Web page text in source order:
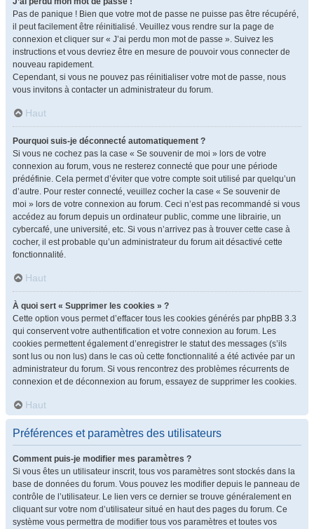
Pas de panique ! Bien que votre mot de passe ne puisse pas être récupéré,
il peut facilement être réinitialisé. Veuillez vous rendre sur la page de
connexion et cliquer sur « J’ai perdu mon mot de passe ». Suivez les
instructions et vous devriez être en mesure de pouvoir vous connecter de
nouveau rapidement.
Cependant, si vous ne pouvez pas réinitialiser votre mot de passe, nous
vous invitons à contacter un administrateur du forum.
Haut
Pourquoi suis-je déconnecté automatiquement ?
Si vous ne cochez pas la case « Se souvenir de moi » lors de votre
connexion au forum, vous ne resterez connecté que pour une période
prédéfinie. Cela permet d’éviter que votre compte soit utilisé par quelqu’un
d’autre. Pour rester connecté, veuillez cocher la case « Se souvenir de
moi » lors de votre connexion au forum. Ceci n’est pas recommandé si vous
accédez au forum depuis un ordinateur public, comme une librairie, un
cybercafé, une université, etc. Si vous n’arrivez pas à trouver cette case à
cocher, il est probable qu’un administrateur du forum ait désactivé cette
fonctionnalité.
Haut
À quoi sert « Supprimer les cookies » ?
Cette option vous permet d’effacer tous les cookies générés par phpBB 3.3
qui conservent votre authentification et votre connexion au forum. Les
cookies permettent également d’enregistrer le statut des messages (s’ils
sont lus ou non lus) dans le cas où cette fonctionnalité a été activée par un
administrateur du forum. Si vous rencontrez des problèmes récurrents de
connexion et de déconnexion au forum, essayez de supprimer les cookies.
Haut
Préférences et paramètres des utilisateurs
Comment puis-je modifier mes paramètres ?
Si vous êtes un utilisateur inscrit, tous vos paramètres sont stockés dans la
base de données du forum. Vous pouvez les modifier depuis le panneau de
contrôle de l’utilisateur. Le lien vers ce dernier se trouve généralement en
cliquant sur votre nom d’utilisateur situé en haut des pages du forum. Ce
système vous permettra de modifier tous vos paramètres et toutes vos